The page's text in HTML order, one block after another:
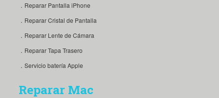
．Reparar Pantalla iPhone
．Reparar Cristal de Pantalla
．Reparar Lente de Cámara
．Reparar Tapa Trasero
．Servicio batería Apple
Reparar Mac